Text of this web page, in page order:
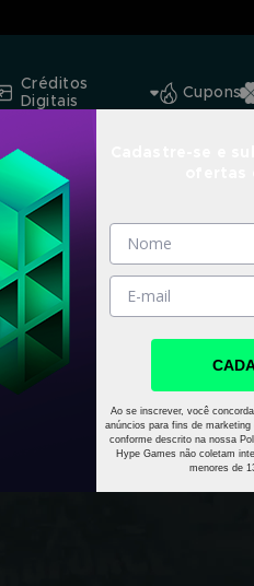
Créditos
Digitais
Cupons
Ao se inscrever, você
anúncios para fins de
conforme descrito na nossa
Hype Games não coletam
menores de